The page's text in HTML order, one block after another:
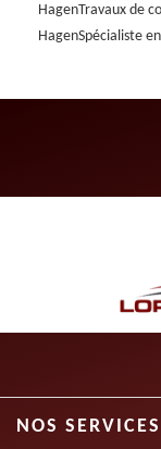
HagenTravaux de
HagenSpécialiste
NOS SERVICES